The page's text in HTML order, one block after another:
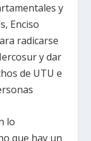
y
Enciso
radicarse
y dar
de UTU e
lo
que hay un